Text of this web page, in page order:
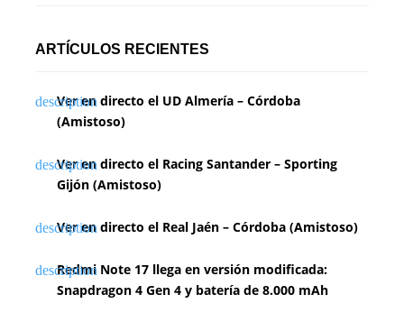
n
c
ó
e
ARTÍCULOS RECIENTES
Ver en directo el UD Almería – Córdoba
(Amistoso)
Ver en directo el Racing Santander – Sporting
Gijón (Amistoso)
Ver en directo el Real Jaén – Córdoba (Amistoso)
Redmi Note 17 llega en versión modificada:
Snapdragon 4 Gen 4 y batería de 8.000 mAh